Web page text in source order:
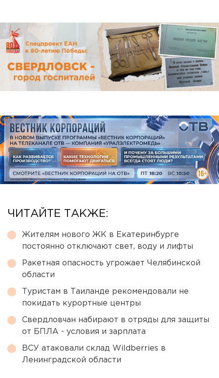
ЧИТАЙТЕ ТАКЖЕ:
Жителям нового ЖК в Екатеринбурге
постоянно отключают свет, воду и лифты
Ракетная опасность угрожает Челябинской
области
Туристам в Таиланде рекомендовали не
покидать курортные центры
Свердловчан набирают в отряды для защиты
от БПЛА - условия и зарплата
ВСУ атаковали склад Wildberries в
Ленинградской области